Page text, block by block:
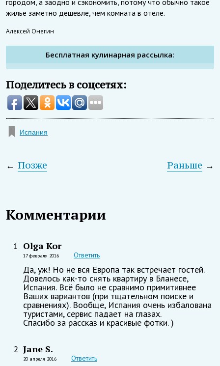
жилье заметно дешевле, чем комната в отеле.
Алексей Онегин
Бесплатная кулинарная рассылка:
Поделитесь в соцсетях:
Испания
← Позже →
Раньше
Комментарии
1 Olga Kor
17 февраля 2016 Ответить
Да, уж! Но не вся Европа так встречает гостей.
Довелось как-то снять квартиру в Бланесе,
Испания. Всё было не сравнимо примитивнее
Ваших вариантов (при тщательном поиске и
сравнениях). Вообще, Испания очень избалована
туристами, сервис падает на глазах.
Спасибо за рассказ и красивые фотки. )
2 Jane S.
20 апреля 2016 Ответить